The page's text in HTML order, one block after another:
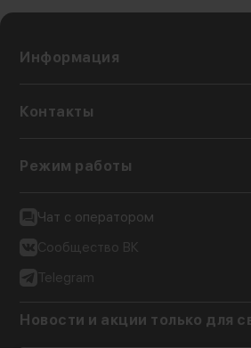
Информация
Контакты
Режим работы
Чат с оператором
Сообщество ВК
Telegram
Новости и акции только для